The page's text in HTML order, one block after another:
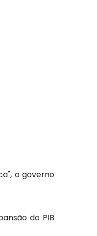
o governo
do PIB